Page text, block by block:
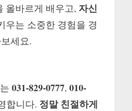
올바르게 배우고, 자신
우는 소중한 경험을 경
세요.
031-829-0777, 010-
합니다. 정말 친절하게